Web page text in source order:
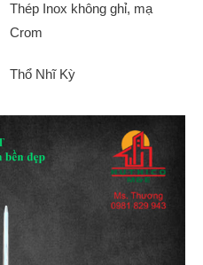
Thép Inox không ghỉ, mạ
Crom
Thổ Nhĩ Kỳ